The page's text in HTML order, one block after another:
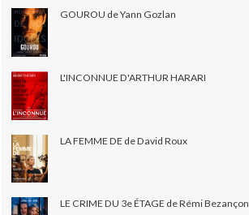
GOUROU de Yann Gozlan
L'INCONNUE D'ARTHUR HARARI
LA FEMME DE de David Roux
LE CRIME DU 3e ÉTAGE de Rémi Bezançon